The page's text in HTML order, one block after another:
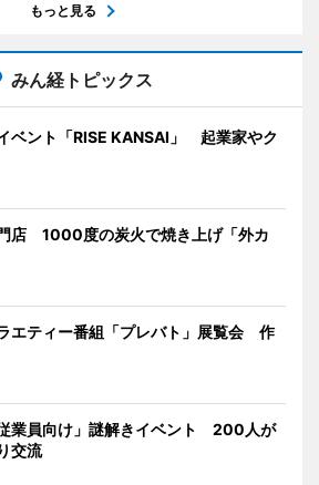
もっと見る
みん経トピックス
ベント「RISE KANSAI」 起業家やク
店 1000度の炭火で焼き上げ「外カ
エティー番組「プレバト」展覧会 作
業員向け」謎解きイベント 200人が
交流